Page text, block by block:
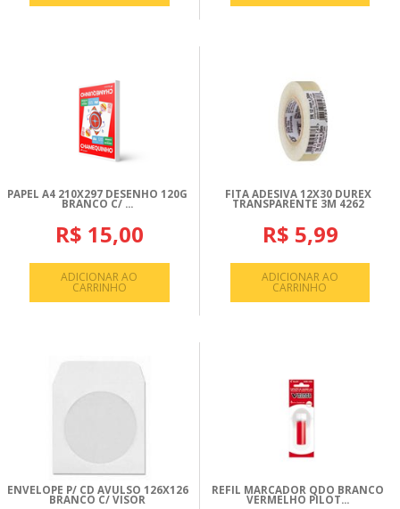
PAPEL A4 210X297 DESENHO 120G
BRANCO C/ ...
R$ 15,00
ADICIONAR AO
CARRINHO
FITA ADESIVA 12X30 DUREX
TRANSPARENTE 3M 4262
R$ 5,99
ADICIONAR AO
CARRINHO
ENVELOPE P/ CD AVULSO 126X126
BRANCO C/ VISOR
REFIL MARCADOR QDO BRANCO
VERMELHO PILOT...